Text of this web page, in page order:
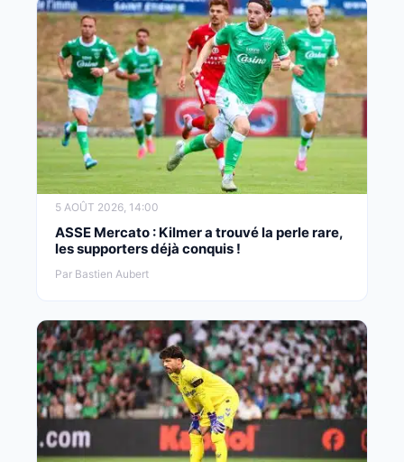
5 AOÛT 2026, 14:00
ASSE Mercato : Kilmer a trouvé la perle rare,
les supporters déjà conquis !
Par Bastien Aubert